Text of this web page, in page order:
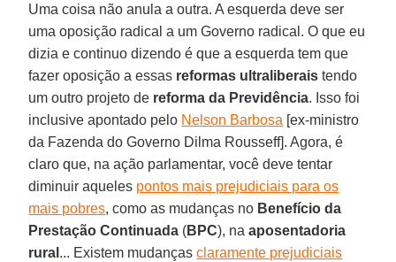
Uma coisa não anula a outra. A esquerda deve ser
uma oposição radical a um Governo radical. O que eu
dizia e continuo dizendo é que a esquerda tem que
fazer oposição a essas reformas ultraliberais tendo
um outro projeto de reforma da Previdência. Isso foi
inclusive apontado pelo Nelson Barbosa [ex-ministro
da Fazenda do Governo Dilma Rousseff]. Agora, é
claro que, na ação parlamentar, você deve tentar
diminuir aqueles pontos mais prejudiciais para os
mais pobres, como as mudanças no Benefício da
Prestação Continuada (BPC), naaposentadoria
rural ... Existem mudançasclaramente prejudiciais